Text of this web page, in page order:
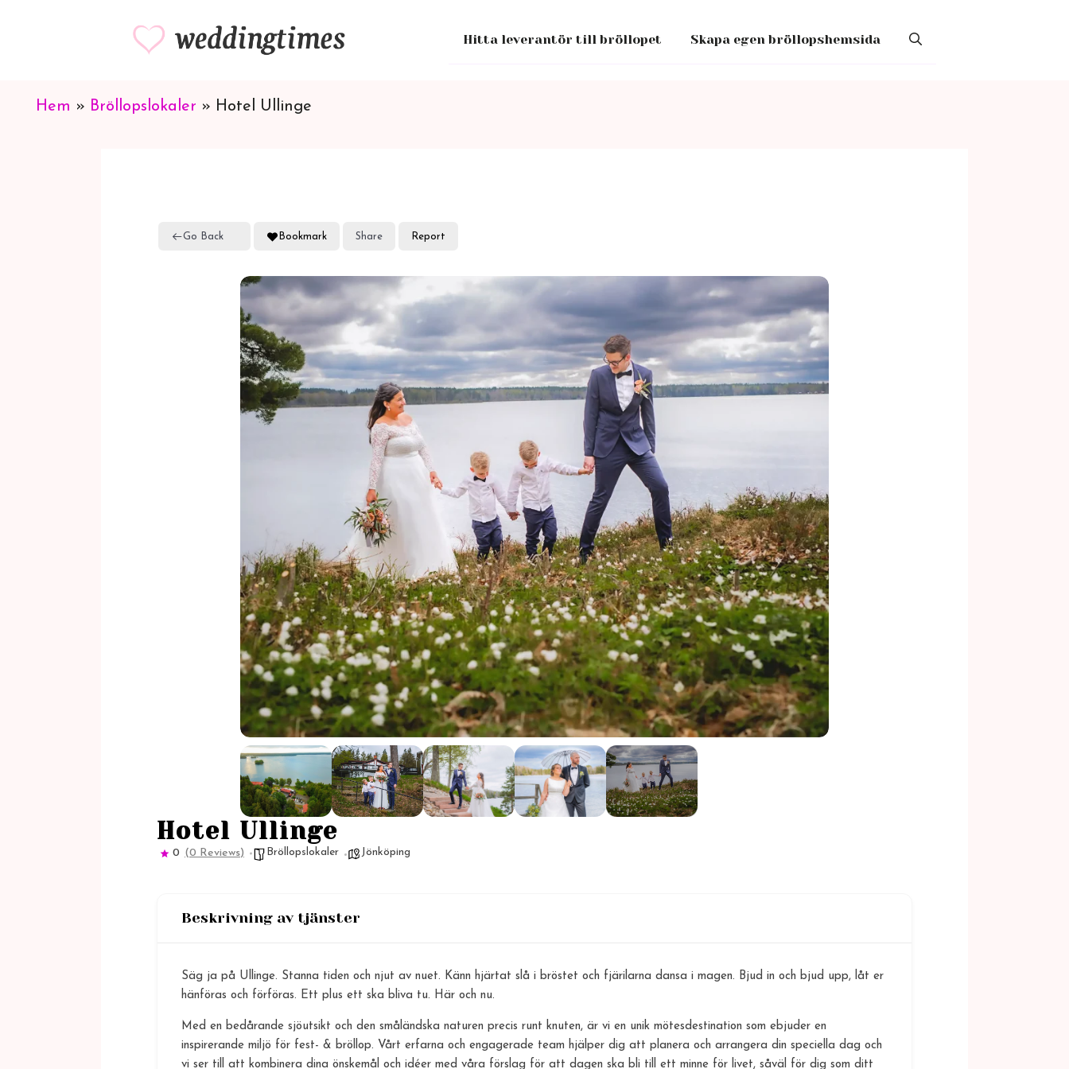
Hitta leverantör till bröllopet Skapa egen bröllopshemsida
Hem » Bröllopslokaler » Hotel Ullinge
Go Back Bookmark Share Report
Hotel Ullinge
0 (0 Reviews) Bröllopslokaler Jönköping
Beskrivning av tjänster
Säg ja på Ullinge. Stanna tiden och njut av nuet. Känn hjärtat slå i bröstet och fjärilarna dansa i magen. Bjud in och bjud upp, låt er
hänföras och förföras. Ett plus ett ska bliva tu. Här och nu.
Med en bedårande sjöutsikt och den småländska naturen precis runt knuten, är vi en unik mötesdestination som ebjuder en
inspirerande miljö för fest- & bröllop. Vårt erfarna och engagerade team hjälper dig att planera och arrangera din speciella dag och
vi ser till att kombinera dina önskemål och idéer med våra förslag för att dagen ska bli till ett minne för livet, såväl för dig som ditt